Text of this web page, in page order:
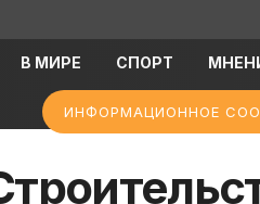
В МИРЕ СПОРТ
ИНФОРМАЦИОННОЕ